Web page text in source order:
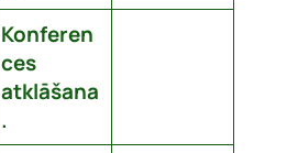
Konferen
ces
atklāšana
.